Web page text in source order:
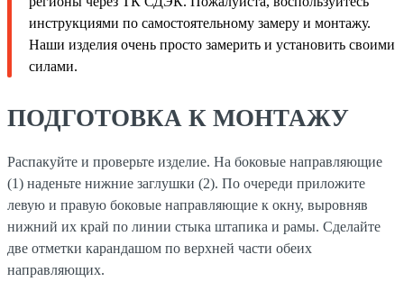
инструкциями по самостоятельному замеру и монтажу.
Наши изделия очень просто замерить и установить своими
силами.
ПОДГОТОВКА К МОНТАЖУ
Распакуйте и проверьте изделие. На боковые направляющие
(1) наденьте нижние заглушки (2). По очереди приложите
левую и правую боковые направляющие к окну, выровняв
нижний их край по линии стыка штапика и рамы. Сделайте
две отметки карандашом по верхней части обеих
направляющих.